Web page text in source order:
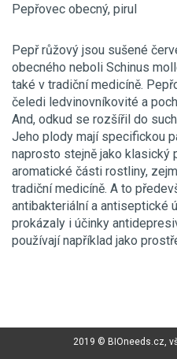
Pepřovec obecný, pirul
Pepř růžový jsou sušené
obecného neboli Schinus
také v tradiční medicíně.
čeledi ledvinovníkovité a
And, odkud se rozšířil do
Jeho plody mají specifickou
naprosto stejně jako klasický
aromatické části rostliny,
tradiční medicíně. A to
antibakteriální a antiseptické
prokázaly i účinky
používají například jako
2019 © BIOneeds.cz,